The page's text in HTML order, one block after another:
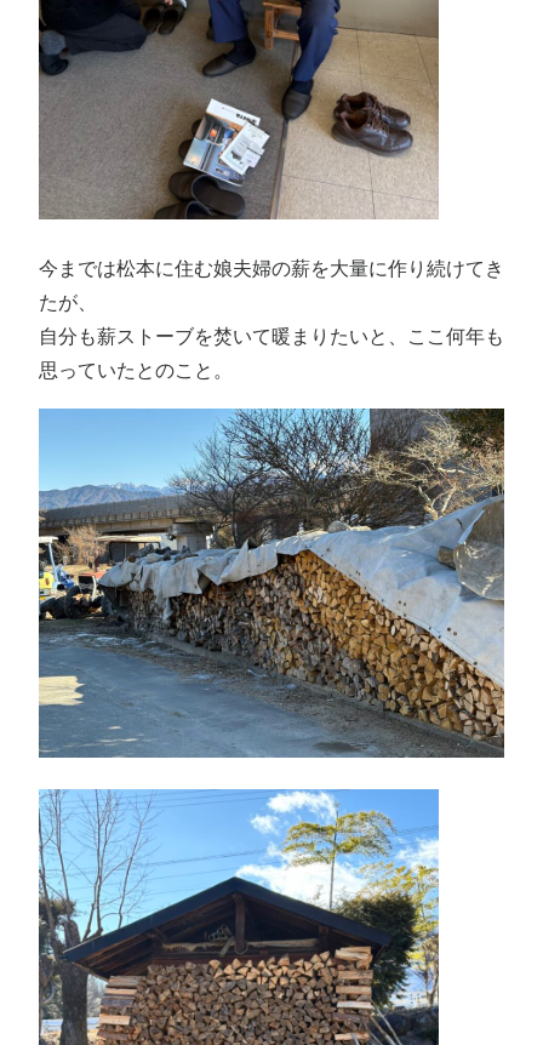
今までは松本に住む娘夫婦の薪を大量に作り続けてき
たが、
自分も薪ストーブを焚いて暖まりたいと、ここ何年も
思っていたとのこと。